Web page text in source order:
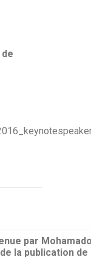
par
la publication de